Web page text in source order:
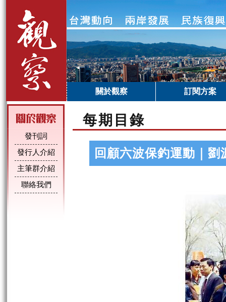
關於觀察 訂閱方案
發刊詞
發行人介紹
主筆群介紹
聯絡我們
每期目錄
回顧六波保釣運動｜劉